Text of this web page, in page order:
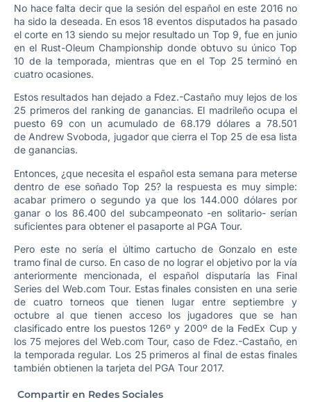
No hace falta decir que la sesión del español en este 2016 no
ha sido la deseada. En esos 18 eventos disputados ha pasado
el corte en 13 siendo su mejor resultado un Top 9, fue en junio
en el Rust-Oleum Championship donde obtuvo su único Top
10 de la temporada, mientras que en el Top 25 terminó en
cuatro ocasiones.
Estos resultados han dejado a Fdez.-Castaño muy lejos de los
25 primeros del ranking de ganancias. El madrileño ocupa el
puesto 69 con un acumulado de 68.179 dólares a 78.501
de Andrew Svoboda, jugador que cierra el Top 25 de esa lista
de ganancias.
Entonces, ¿que necesita el español esta semana para meterse
dentro de ese soñado Top 25? la respuesta es muy simple:
acabar primero o segundo ya que los 144.000 dólares por
ganar o los 86.400 del subcampeonato -en solitario- serían
suficientes para obtener el pasaporte al PGA Tour.
Pero este no sería el último cartucho de Gonzalo en este
tramo final de curso. En caso de no lograr el objetivo por la vía
anteriormente mencionada, el español disputaría las Final
Series del Web.com Tour. Estas finales consisten en una serie
de cuatro torneos que tienen lugar entre septiembre y
octubre al que tienen acceso los jugadores que se han
clasificado entre los puestos 126º y 200º de la FedEx Cup y
los 75 mejores del Web.com Tour, caso de Fdez.-Castaño, en
la temporada regular. Los 25 primeros al final de estas finales
también obtienen la tarjeta del PGA Tour 2017.
Compartir en Redes Sociales